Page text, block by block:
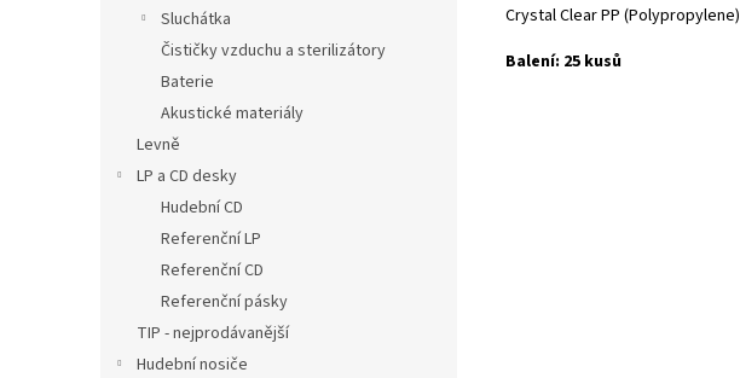
Sluchátka
Čističky vzduchu a sterilizátory
Baterie
Akustické materiály
Levně
LP a CD desky
Hudební CD
Referenční LP
Referenční CD
Referenční pásky
TIP - nejprodávanější
Hudební nosiče
Crystal Clear PP (Polypropylene)
Balení: 25 kusů